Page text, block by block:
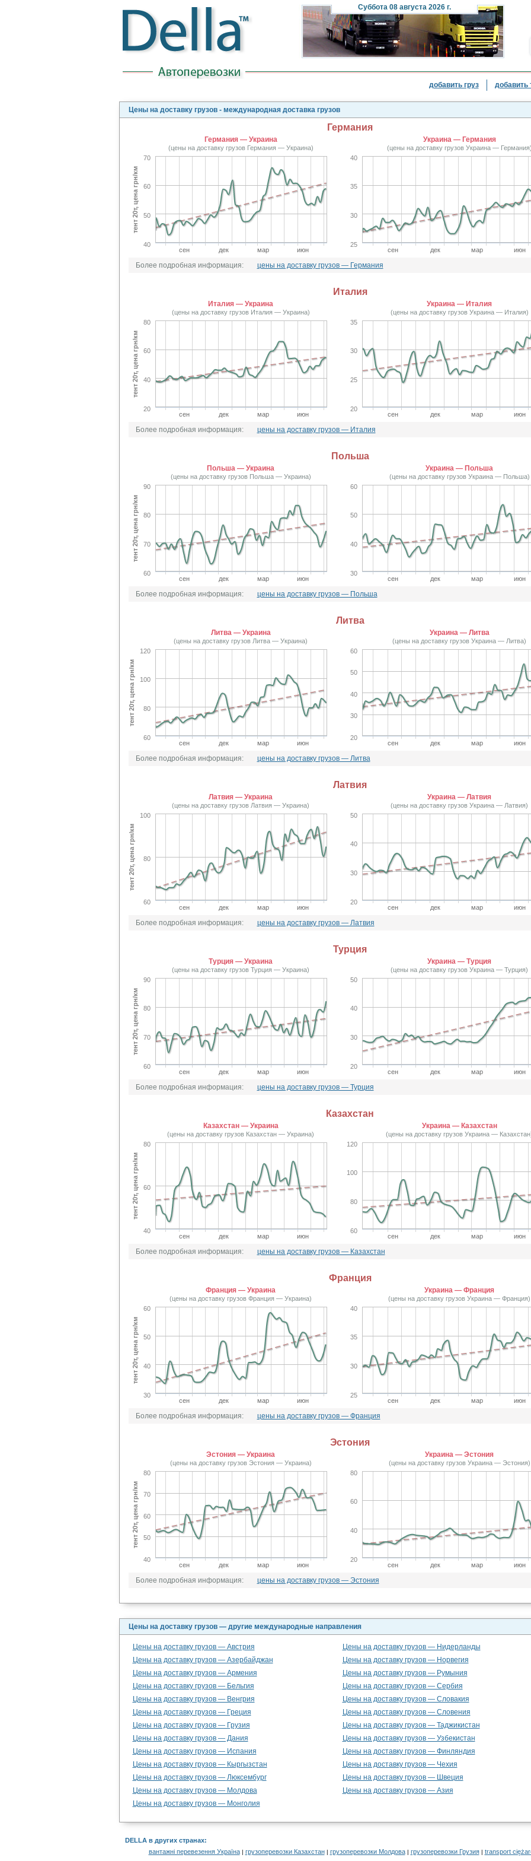
Суббота08 августа 2026 г.
добавить груз добавить
Цены на доставку грузов - международная доставка грузов
Германия
Германия — Украина
(цены на доставку грузов Германия — Украина)
сен дек мар июн
40
50
60
70
тент 20т, цена грн/км
Украина — Германия
(цены на доставку грузов Украина —
сен дек мар июн
25
30
35
40
Более подробная информация: цены на доставку грузов — Германия
Италия
Италия — Украина
(цены на доставку грузов Италия — Украина)
сен дек мар июн
20
40
60
80
тент 20т, цена грн/км
Украина — Италия
(цены на доставку грузов Украина — Италия)
сен дек мар июн
20
25
30
35
Более подробная информация: цены на доставку грузов — Италия
Польша
Польша — Украина
(цены на доставку грузов Польша — Украина)
сен дек мар июн
60
70
80
90
тент 20т, цена грн/км
Украина — Польша
(цены на доставку грузов Украина — Польша)
сен дек мар июн
30
40
50
60
Более подробная информация: цены на доставку грузов — Польша
Литва
Литва — Украина
(цены на доставку грузов Литва — Украина)
сен дек мар июн
60
80
100
120
тент 20т, цена грн/км
Украина — Литва
(цены на доставку грузов Украина — Литва)
сен дек мар июн
20
30
40
50
60
Более подробная информация: цены на доставку грузов — Литва
Латвия
Латвия — Украина
(цены на доставку грузов Латвия — Украина)
сен дек мар июн
60
80
100
тент 20т, цена грн/км
Украина — Латвия
(цены на доставку грузов Украина — Латвия)
сен дек мар июн
20
30
40
50
Более подробная информация: цены на доставку грузов — Латвия
Турция
Турция — Украина
(цены на доставку грузов Турция — Украина)
сен дек мар июн
60
70
80
90
тент 20т, цена грн/км
Украина — Турция
(цены на доставку грузов Украина — Турция)
сен дек мар июн
20
30
40
50
Более подробная информация: цены на доставку грузов — Турция
Казахстан
Казахстан — Украина
(цены на доставку грузов Казахстан — Украина)
сен дек мар июн
40
60
80
тент 20т, цена грн/км
Украина — Казахстан
(цены на доставку грузов Украина —
сен дек мар июн
60
80
100
120
Более подробная информация: цены на доставку грузов — Казахстан
Франция
Франция — Украина
(цены на доставку грузов Франция — Украина)
сен дек мар июн
30
40
50
60
тент 20т, цена грн/км
Украина — Франция
(цены на доставку грузов Украина — Франция)
сен дек мар июн
25
30
35
40
Более подробная информация: цены на доставку грузов — Франция
Эстония
Эстония — Украина
(цены на доставку грузов Эстония — Украина)
сен дек мар июн
40
50
60
70
80
тент 20т, цена грн/км
Украина — Эстония
(цены на доставку грузов Украина — Эстония)
сен дек мар июн
20
40
60
80
Более подробная информация: цены на доставку грузов — Эстония
Цены на доставку грузов — другие международные направления
Цены на доставку грузов — Австрия
Цены на доставку грузов — Нидерланды
Цены на доставку грузов — Азербайджан
Цены на доставку грузов — Норвегия
Цены на доставку грузов — Армения
Цены на доставку грузов — Румыния
Цены на доставку грузов — Бельгия
Цены на доставку грузов — Сербия
Цены на доставку грузов — Венгрия
Цены на доставку грузов — Словакия
Цены на доставку грузов — Греция
Цены на доставку грузов — Словения
Цены на доставку грузов — Грузия
Цены на доставку грузов — Таджикистан
Цены на доставку грузов — Дания
Цены на доставку грузов — Узбекистан
Цены на доставку грузов — Испания
Цены на доставку грузов — Финляндия
Цены на доставку грузов — Кыргызстан
Цены на доставку грузов — Чехия
Цены на доставку грузов — Люксембург
Цены на доставку грузов — Швеция
Цены на доставку грузов — Молдова
Цены на доставку грузов — Азия
Цены на доставку грузов — Монголия
DELLA в других странах:
вантажні перевезення Україна| грузоперевозки Казахстан| грузоперевозки Молдова| грузоперевозки Грузия| transport